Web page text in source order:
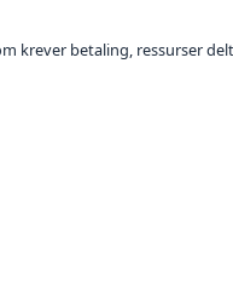
krever betaling, ressurser